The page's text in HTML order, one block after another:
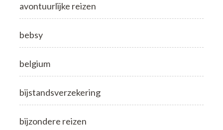
avontuurlijke reizen
bebsy
belgium
bijstandsverzekering
bijzondere reizen